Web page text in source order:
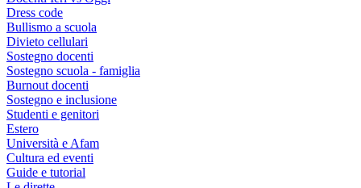
Dress code
Bullismo a scuola
Divieto cellulari
Sostegno docenti
Sostegno scuola - famiglia
Burnout docenti
Sostegno e inclusione
Studenti e genitori
Estero
Università e Afam
Cultura ed eventi
Guide e tutorial